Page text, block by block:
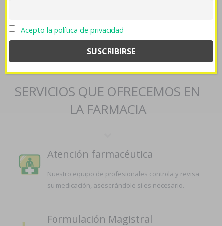
venta zyloprim zyloric ::farmaciapilarica.es
farmaciapilarica.es::https://farmaciapilarica.es/pilaricameds-
::farmaciapilarica.es
farmaciapilarica.es::Tutorial::Venta disulfiram
SERVICIOS QUE OFRECEMOS EN
LA FARMACIA
Atención farmacéutica
Nuestro equipo de profesionales controla y revisa
su medicación, asesorándole si es necesario.
Formulación Magistral
Acepto la política de privacidad